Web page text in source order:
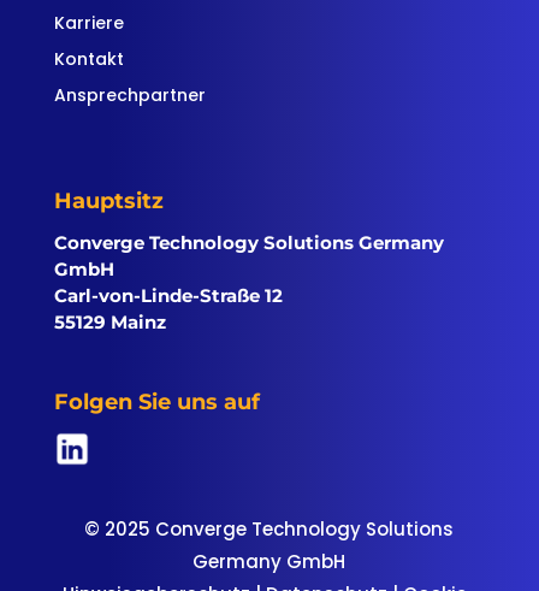
Karriere
Kontakt
Ansprechpartner
Hauptsitz
Converge Technology Solutions Germany
GmbH
Carl-von-Linde-Straße 12
55129 Mainz
Folgen Sie uns auf
© 2025 Converge Technology Solutions
Germany GmbH